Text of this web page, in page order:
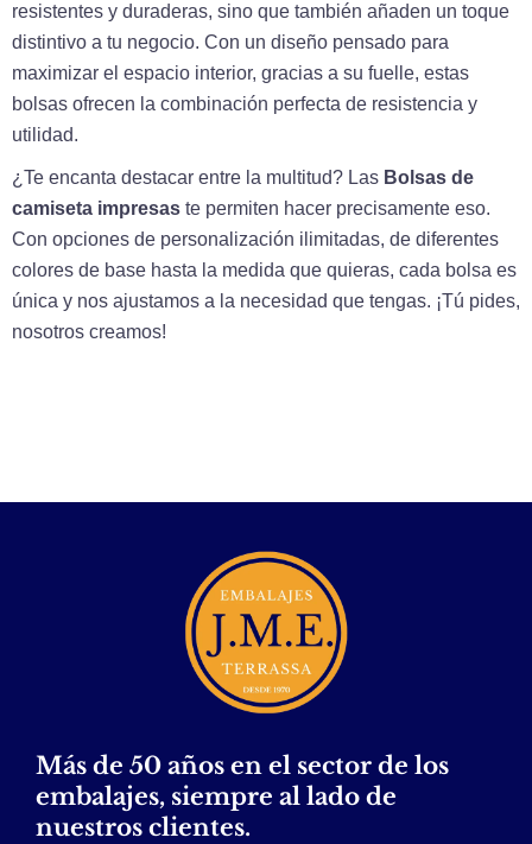
resistentes y duraderas, sino que también añaden un toque
distintivo a tu negocio. Con un diseño pensado para
maximizar el espacio interior, gracias a su fuelle, estas
bolsas ofrecen la combinación perfecta de resistencia y
utilidad.
¿Te encanta destacar entre la multitud? Las Bolsas de
camiseta impresas te permiten hacer precisamente eso.
Con opciones de personalización ilimitadas, de diferentes
colores de base hasta la medida que quieras, cada bolsa es
única y nos ajustamos a la necesidad que tengas. ¡Tú pides,
nosotros creamos!
Más de 50 años en el sector de los
embalajes, siempre al lado de
nuestros clientes.